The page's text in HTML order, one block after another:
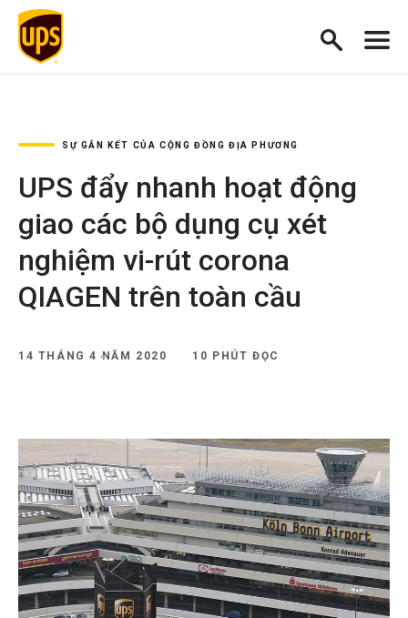
SỰ GẮN KẾT CỦA CỘNG ĐỒNG ĐỊA PHƯƠNG
UPS đẩy nhanh hoạt động
giao các bộ dụng cụ xét
nghiệm vi-rút corona
QIAGEN trên toàn cầu
14 THÁNG 4 NĂM 2020 10 PHÚT ĐỌC